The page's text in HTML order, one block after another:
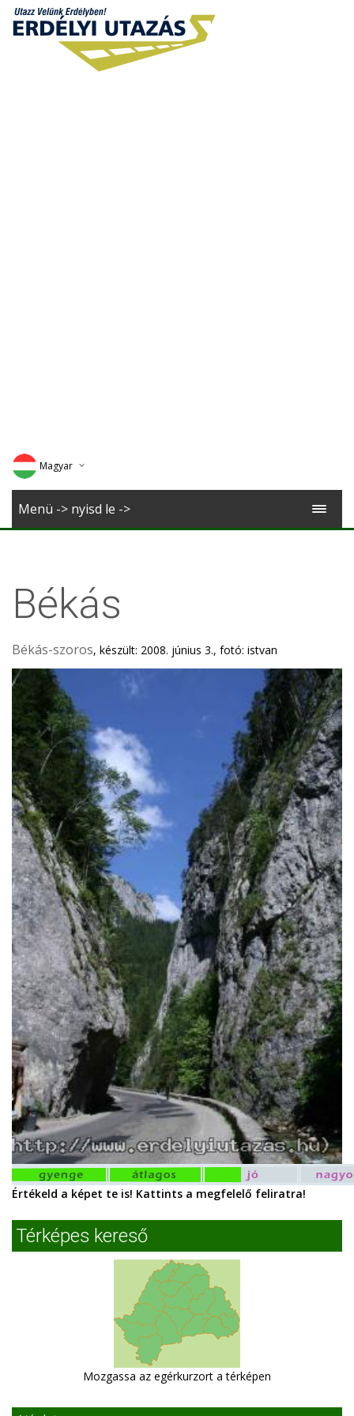
Magyar
Deutsch
Menü -> nyisd le ->
Békás
Békás-szoros, készült: 2008. június 3., fotó: istvan
Értékeld a képet te is! Kattints a megfelelő feliratra!
Térképes kereső
Mozgassa az egérkurzort a térképen